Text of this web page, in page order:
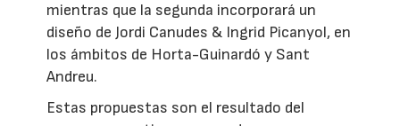
mientras que la segunda incorporará un
diseño de Jordi Canudes & Ingrid Picanyol, en
los ámbitos de Horta-Guinardó y Sant
Andreu.
Estas propuestas son el resultado del